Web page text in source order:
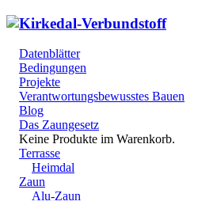
Datenblätter
Bedingungen
Projekte
Verantwortungsbewusstes Bauen
Blog
Das Zaungesetz
Keine Produkte im Warenkorb.
Terrasse
Heimdal
Zaun
Alu-Zaun